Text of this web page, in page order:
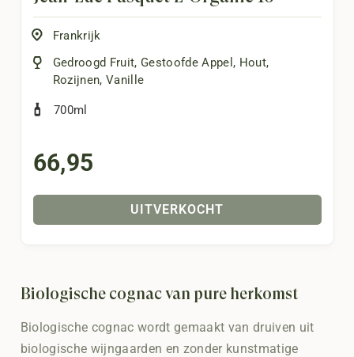
Frankrijk
Gedroogd Fruit, Gestoofde Appel , Hout,
Rozijnen, Vanille
700ml
66,95
UITVERKOCHT
Biologische cognac van pure herkomst
Biologische cognac wordt gemaakt van druiven uit
biologische wijngaarden en zonder kunstmatige